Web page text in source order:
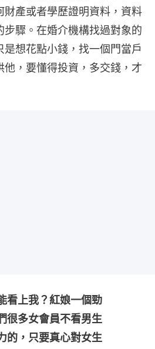
財產或者學歷證明資料，資料
驟。在婚介機構找過對象的
想花點小錢，找一個門當戶
，要懂得投資，多交錢，才
看上我？紅娘一個勁
很多女會員不看男生
的，只要真心對女生